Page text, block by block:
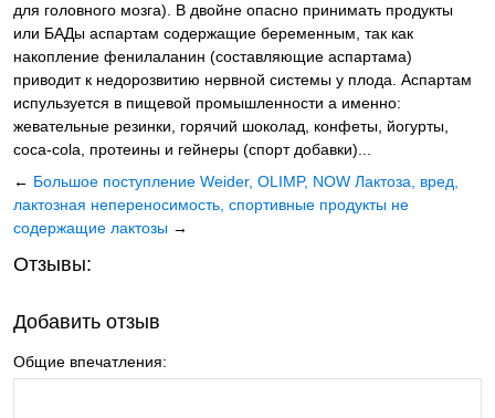
для головного мозга). В двойне опасно принимать продукты
или БАДы аспартам содержащие беременным, так как
накопление фенилаланин (составляющие аспартама)
приводит к недорозвитию нервной системы у плода. Аспартам
испульзуется в пищевой промышленности а именно:
жевательные резинки, горячий шоколад, конфеты, йогурты,
coca-cola, протеины и гейнеры (спорт добавки)...
← Большое поступление Weider, OLIMP, NOW Лактоза, вред,
лактозная непереносимость, спортивные продукты не
содержащие лактозы →
Отзывы:
Добавить отзыв
Общие впечатления: